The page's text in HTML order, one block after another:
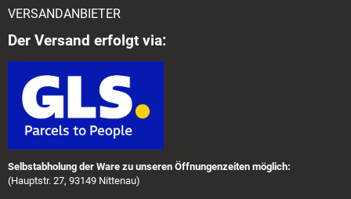
VERSANDANBIETER
Der Versand erfolgt via:
Selbstabholung der Ware zu unseren Öffnungenzeiten möglich:
(Hauptstr. 27, 93149 Nittenau)